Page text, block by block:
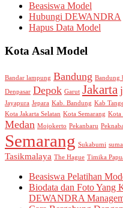
Beasiswa Model
Hubungi DEWANDRA
Hapus Data Model
Kota Asal Model
Bandar lampung Bandung Bandung
Denpasar Depok Garut Jakarta
Jayapura Jepara Kab. Bandung Kab
Kota Jakarta Selatan Kota Semarang Kota
Medan Mojokerto Pekanbaru
Semarang Sukabumi
Tasikmalaya The Hague Timika
Beasiswa Pelatihan
Biodata dan Foto Yang
DEWANDRA